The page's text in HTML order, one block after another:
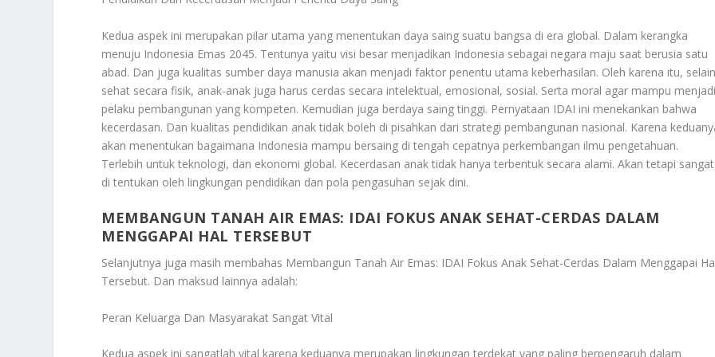
Kedua aspek ini merupakan pilar utama yang menentukan daya saing suatu bangsa di era global. Dalam kerangka
menuju Indonesia Emas 2045. Tentunya yaitu visi besar menjadikan Indonesia sebagai negara maju saat berusia satu
abad. Dan juga kualitas sumber daya manusia akan menjadi faktor penentu utama keberhasilan. Oleh karena itu, selain
sehat secara fisik, anak-anak juga harus cerdas secara intelektual, emosional, sosial. Serta moral agar mampu menjadi
pelaku pembangunan yang kompeten. Kemudian juga berdaya saing tinggi. Pernyataan IDAI ini menekankan bahwa
kecerdasan. Dan kualitas pendidikan anak tidak boleh di pisahkan dari strategi pembangunan nasional. Karena
akan menentukan bagaimana Indonesia mampu bersaing di tengah cepatnya perkembangan ilmu pengetahuan.
Terlebih untuk teknologi, dan ekonomi global. Kecerdasan anak tidak hanya terbentuk secara alami. Akan tetapi sangat
di tentukan oleh lingkungan pendidikan dan pola pengasuhan sejak dini.
MEMBANGUN TANAH AIR EMAS: IDAI FOKUS ANAK SEHAT-CERDAS DALAM
MENGGAPAI HAL TERSEBUT
Selanjutnya juga masih membahas Membangun Tanah Air Emas: IDAI Fokus Anak Sehat-Cerdas Dalam Menggapai
Tersebut. Dan maksud lainnya adalah:
Peran Keluarga Dan Masyarakat Sangat Vital
Kedua aspek ini sangatlah vital karena keduanya merupakan lingkungan terdekat yang paling berpengaruh dalam